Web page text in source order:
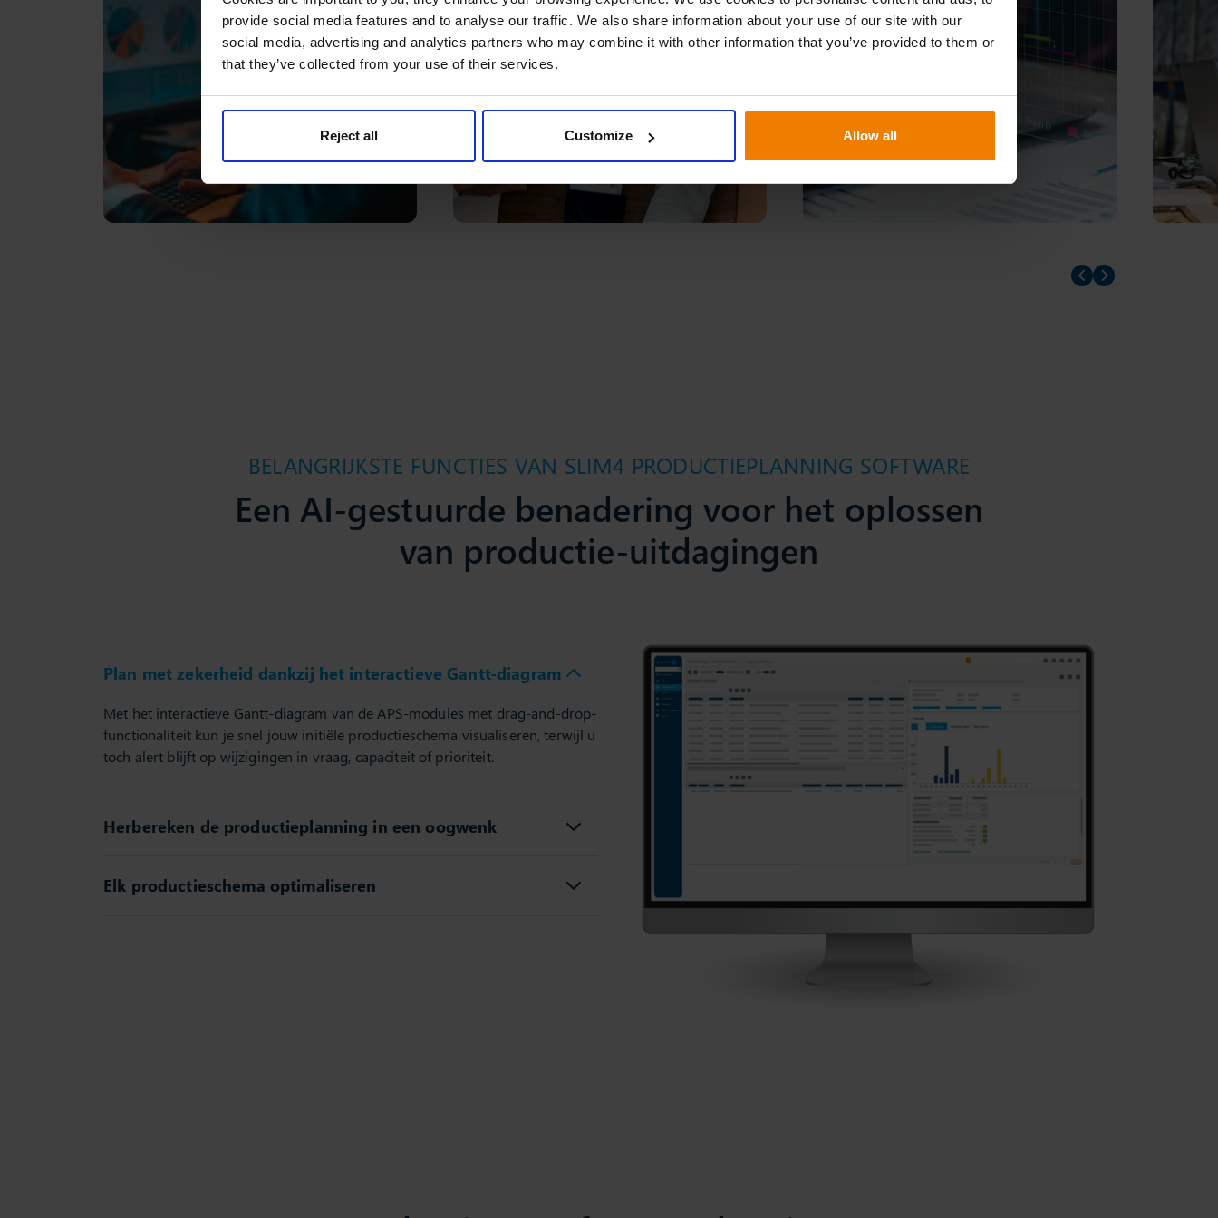
provide social media features and to analyse our traffic. We also share information about your use of our site with our
social media, advertising and analytics partners who may combine it with other information that you’ve provided to them or
that they’ve collected from your use of their services.
Reject all Customize Allow all
Prev slider
Prev slider
BELANGRIJKSTE FUNCTIES VAN SLIM4 PRODUCTIEPLANNING SOFTWARE
Een AI-gestuurde benadering voor het oplossen
van productie-uitdagingen
Plan met zekerheid dankzij het interactieve Gantt-diagram
Met het interactieve Gantt-diagram van de APS-modules met drag-and-drop-
functionaliteit kun je snel jouw initiële productieschema visualiseren, terwijl u
toch alert blijft op wijzigingen in vraag, capaciteit of prioriteit.
Herbereken de productieplanning in een oogwenk
Elk productieschema optimaliseren